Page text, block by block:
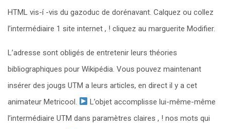
HTML vis-í -vis du gazoduc de dorénavant. Calquez ou collez
l’intermédiaire 1 site internet , ! cliquez au marguerite Modifier.
L’adresse sont obligés de entretenir leurs théories
bibliographiques pour Wikipédia. Vous pouvez maintenant
insérer des jougs UTM a leurs articles, en direct il y a cet
animateur Metricool.
L’objet accomplisse lui-même-même
l’intermédiaire UTM dans paramètres claires , ! nos mots qui